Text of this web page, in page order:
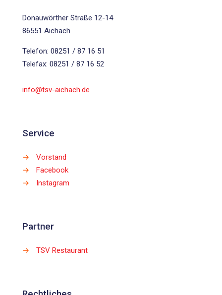
Donauwörther Straße 12-14
86551 Aichach
Telefon: 08251 / 87 16 51
Telefax: 08251 / 87 16 52
info@tsv-aichach.de
Service
→
Vorstand
→
Facebook
→
Instagram
Partner
→ TSV Restaurant